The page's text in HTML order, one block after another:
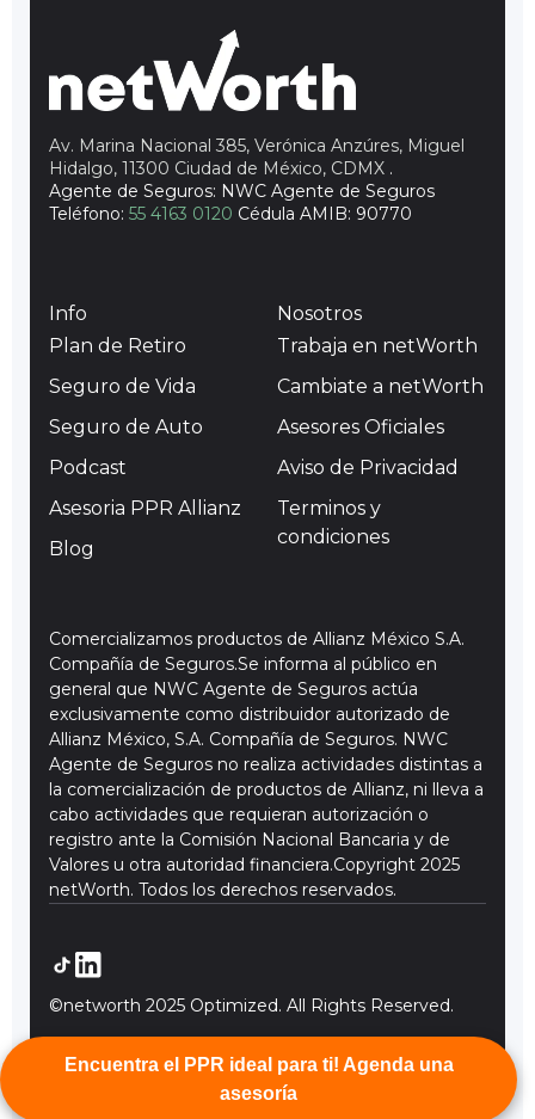
Encuentra el PPR ideal para ti! Agenda una
asesoría
Av. Marina Nacional 385, Verónica Anzúres, Miguel
Hidalgo, 11300 Ciudad de México, CDMX .
Agente de Seguros: NWC Agente de Seguros
Teléfono: 55 4163 0120 Cédula AMIB: 90770
Info
Plan de Retiro
Seguro de Vida
Seguro de Auto
Podcast
Asesoria PPR Allianz
Blog
Nosotros
Trabaja en netWorth
Cambiate a netWorth
Asesores Oficiales
Aviso de Privacidad
Terminos y
condiciones
Comercializamos productos de Allianz México S.A.
Compañía de Seguros.Se informa al público en
general que NWC Agente de Seguros actúa
exclusivamente como distribuidor autorizado de
Allianz México, S.A. Compañía de Seguros. NWC
Agente de Seguros no realiza actividades distintas a
la comercialización de productos de Allianz, ni lleva a
cabo actividades que requieran autorización o
registro ante la Comisión Nacional Bancaria y de
Valores u otra autoridad financiera.Copyright 2025
netWorth. Todos los derechos reservados.
©networth 2025 Optimized. All Rights Reserved.